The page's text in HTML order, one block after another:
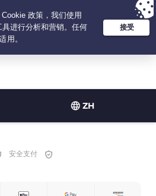
ZH
for 3.3333333333333-years at $2.23
/month
安全支付